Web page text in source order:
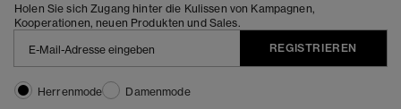
Holen Sie sich Zugang hinter die Kulissen von Kampagnen,
Kooperationen, neuen Produkten und Sales.
REGISTRIEREN
Herrenmode
Damenmode